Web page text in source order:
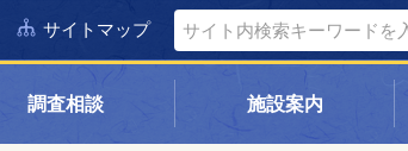
サイトマップ
調査相談 施設案内